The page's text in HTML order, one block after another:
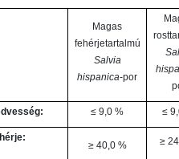
Magas
fehérjetartalmú
Salvia
hispanica-por
≤ 9,0 % ≤
≥ 40,0 % ≥